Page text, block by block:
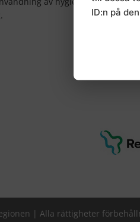
| Alla rättigheter
ID:n på